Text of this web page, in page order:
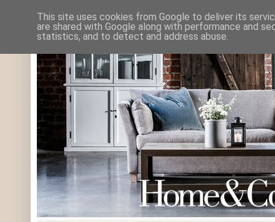
This site uses cookies from Google to deliver its
are shared with Google along with performance and
statistics, and to detect and address abuse.